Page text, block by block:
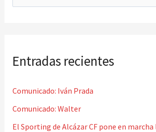
a
p
o
r
Entradas recientes
Comunicado: Iván Prada
Comunicado: Walter
El Sporting de Alcázar CF pone en